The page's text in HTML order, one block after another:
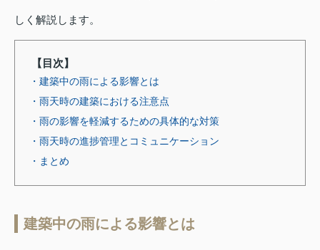
しく解説します。
【目次】
・建築中の雨による影響とは
・雨天時の建築における注意点
・雨の影響を軽減するための具体的な対策
・雨天時の進捗管理とコミュニケーション
・まとめ
建築中の雨による影響とは